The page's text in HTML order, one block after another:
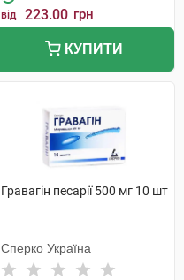
від 223.00 грн
КУПИТИ
Гравагін песарії 500 мг 10 шт
Сперко Україна